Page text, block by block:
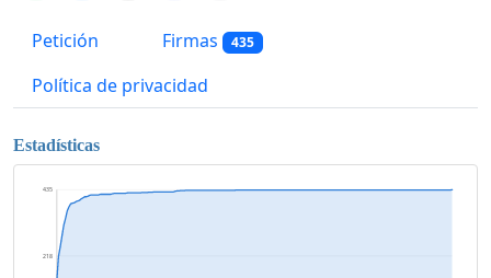
Petición Firmas 435
Política de privacidad
Estadísticas
218
435